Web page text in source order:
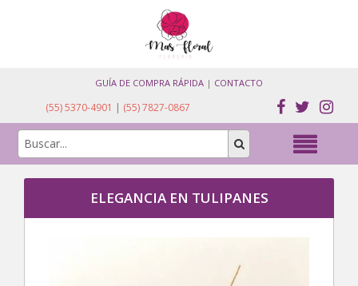
GUÍA DE COMPRA RÁPIDA | CONTACTO
(55) 5370-4901 | (55) 7827-0867
ELEGANCIA EN TULIPANES